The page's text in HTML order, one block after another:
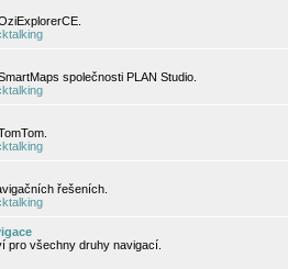
společnosti PLAN Studio.
řešeních.
pro všechny druhy navigací.